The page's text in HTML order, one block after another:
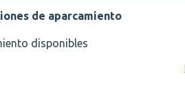
de aparcamiento
disponibles